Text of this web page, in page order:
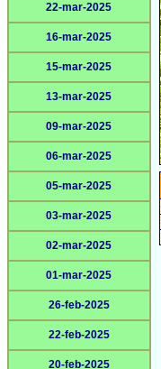
22-mar-2025
16-mar-2025
15-mar-2025
13-mar-2025
09-mar-2025
06-mar-2025
05-mar-2025
03-mar-2025
02-mar-2025
01-mar-2025
26-feb-2025
22-feb-2025
20-feb-2025